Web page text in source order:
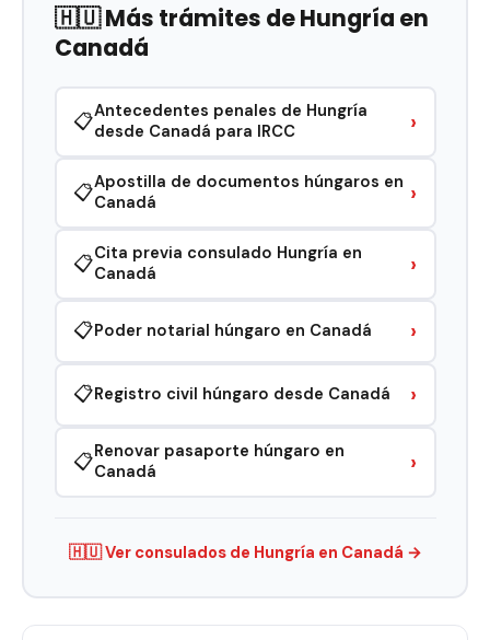
🇭🇺 Más trámites de Hungría en
Canadá
📋Antecedentes penales de Hungría
desde Canadá para IRCC
›
📋Apostilla de documentos húngaros en
Canadá
›
📋Cita previa consulado Hungría en
Canadá
›
📋Poder notarial húngaro en Canadá ›
📋Registro civil húngaro desde Canadá ›
📋Renovar pasaporte húngaro en
Canadá
›
🇭🇺 Ver consulados de Hungría en Canadá →